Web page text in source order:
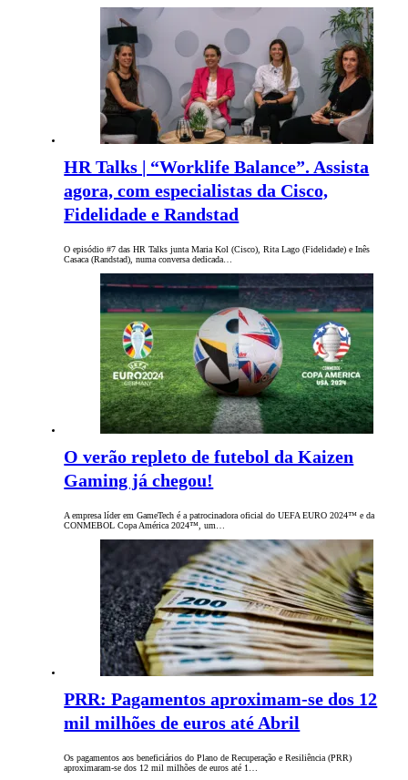
HR Talks | “Worklife Balance”. Assista
agora, com especialistas da Cisco,
Fidelidade e Randstad
O episódio #7 das HR Talks junta Maria Kol (Cisco), Rita Lago (Fidelidade) e Inês
Casaca (Randstad), numa conversa dedicada…
O verão repleto de futebol da Kaizen
Gaming já chegou!
A empresa líder em GameTech é a patrocinadora oficial do UEFA EURO 2024™ e da
CONMEBOL Copa América 2024™, um…
PRR: Pagamentos aproximam-se dos 12
mil milhões de euros até Abril
Os pagamentos aos beneficiários do Plano de Recuperação e Resiliência (PRR)
aproximaram-se dos 12 mil milhões de euros até 1…